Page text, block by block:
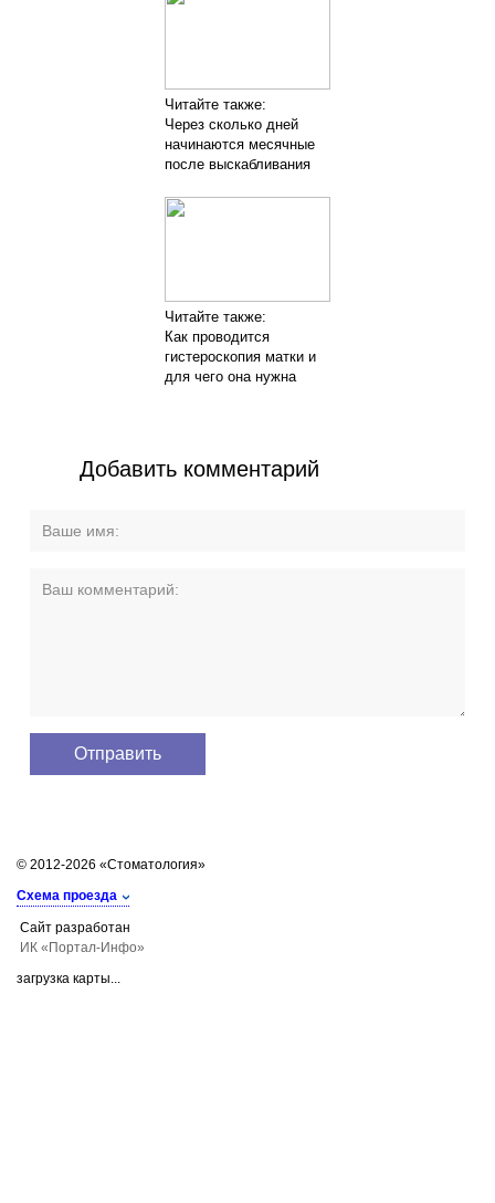
Читайте также:
Через сколько дней
начинаются месячные
после выскабливания
Читайте также:
Как проводится
гистероскопия матки и
для чего она нужна
Добавить комментарий
© 2012-2026 «Стоматология»
Схема проезда
Сайт разработан
ИК «Портал-Инфо»
загрузка карты...